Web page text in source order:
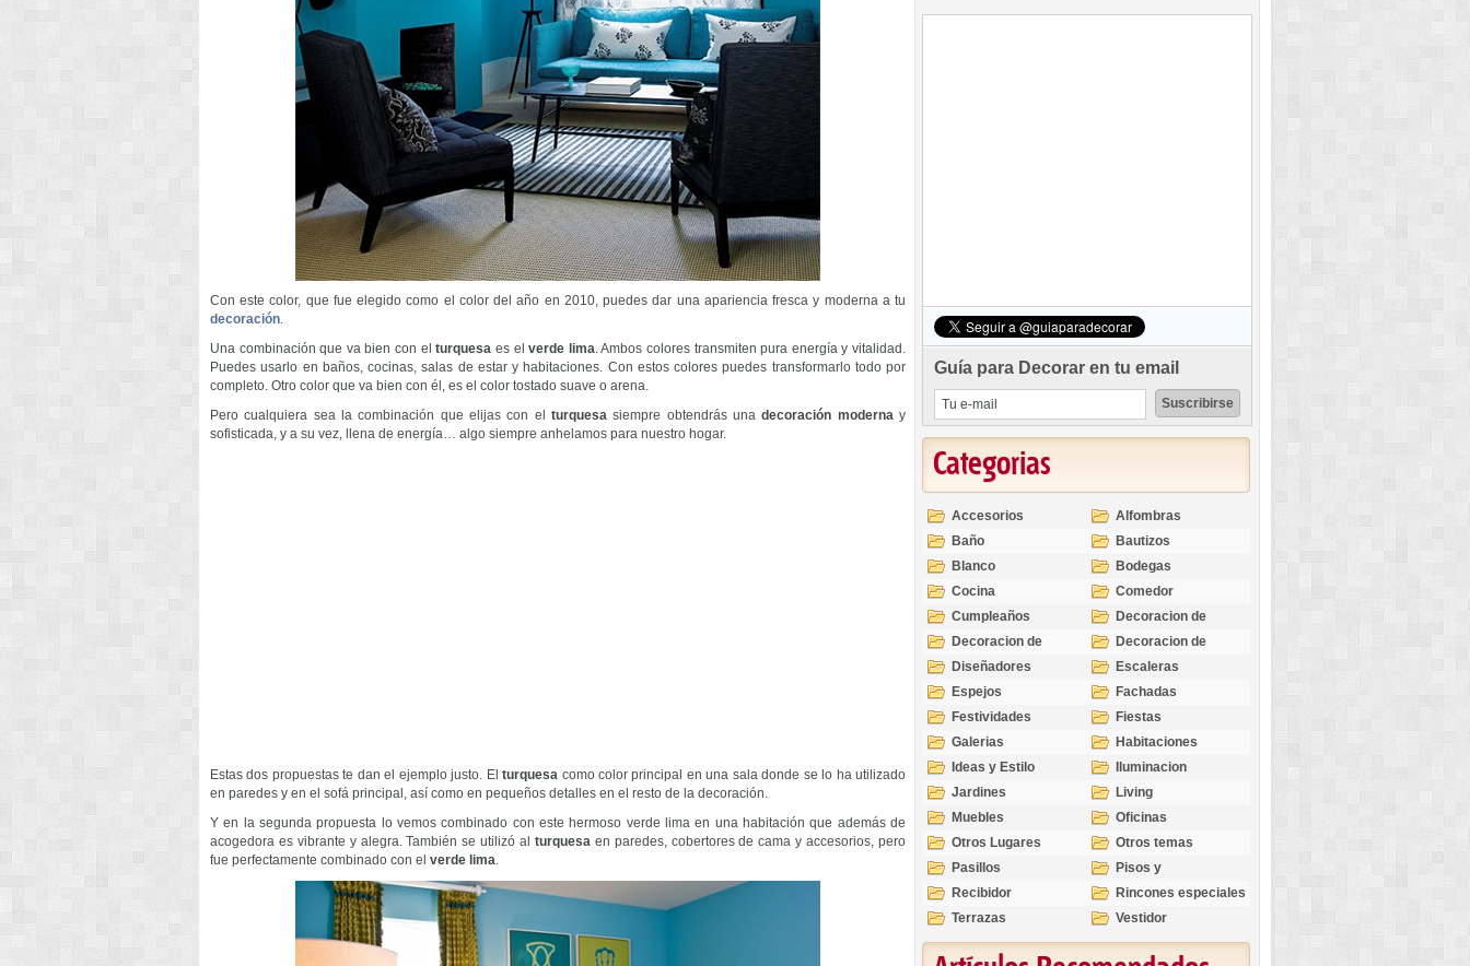
Con este color, que fue elegido como el color del año en 2010, puedes dar una apariencia fresca y moderna a tu
decoración.
Una combinación que va bien con elturquesa es elverde lima. Ambos colores transmiten pura energía y vitalidad.
Puedes usarlo en baños, cocinas, salas de estar y habitaciones. Con estos colores puedes transformarlo todo por
completo. Otro color que va bien con él, es el color tostado suave o arena.
Pero cualquiera sea la combinación que elijas con el turquesa siempre obtendrás unadecoración modernay
sofisticada, y a su vez, llena de energía… algo siempre anhelamos para nuestro hogar.
Estas dos propuestas te dan el ejemplo justo. Elturquesa como color principal en una sala donde se lo ha utilizado
en paredes y en el sofá principal, así como en pequeños detalles en el resto de la decoración.
Y en la segunda propuesta lo vemos combinado con este hermoso verde lima en una habitación que además de
acogedora es vibrante y alegra. También se utilizó al turquesaen paredes, cobertores de cama y accesorios, pero
fue perfectamente combinado con el verde lima.
Guía para Decorar en tu email
Categorias
Accesorios
Alfombras
Baño
Bautizos
Blanco
Bodegas
Cocina
Comedor
Cumpleaños
Decoracion de
Exteriores
Decoracion de
Interiores
Decoracion de
Ocasiones
Diseñadores
Escaleras
Espejos
Fachadas
Festividades
Fiestas
Galerias
Habitaciones
Ideas y Estilo
Iluminacion
Jardines
Living
Muebles
Oficinas
Otros Lugares
Otros temas
Pasillos
Pisos y
revestimientos
Recibidor
Rincones especiales
Terrazas
Vestidor